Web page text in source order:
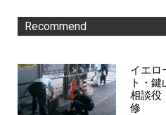
Recommend
イエロ
ト・
相談役
修